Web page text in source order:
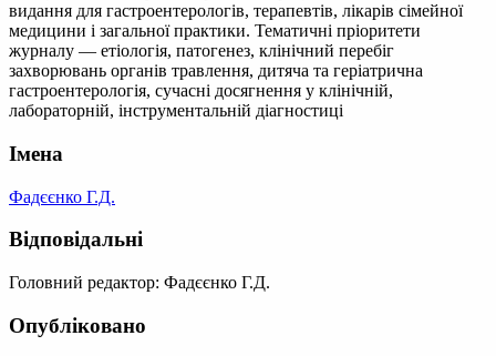
видання для гастроентерологів, терапевтів, лікарів сімейної
медицини і загальної практики. Тематичні пріоритети
журналу — етіологія, патогенез, клінічний перебіг
захворювань органів травлення, дитяча та геріатрична
гастроентерологія, сучасні досягнення у клінічній,
лабораторній, інструментальній діагностиці
Імена
Фадєєнко Г.Д.
Відповідальні
Головний редактор: Фадєєнко Г.Д.
Опубліковано